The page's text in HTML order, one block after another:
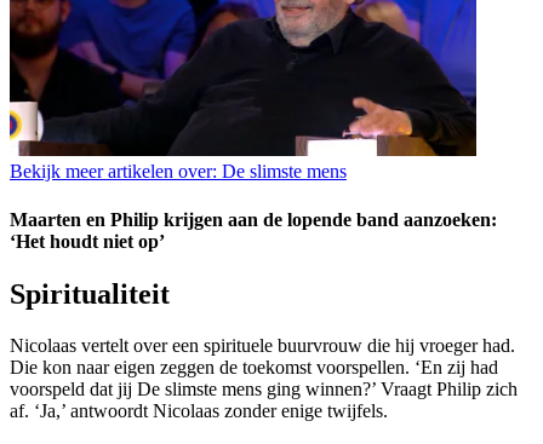
Bekijk meer artikelen over: De slimste mens
Maarten en Philip krijgen aan de lopende band aanzoeken:
‘Het houdt niet op’
Spiritualiteit
Nicolaas vertelt over een spirituele buurvrouw die hij vroeger had.
Die kon naar eigen zeggen de toekomst voorspellen. ‘En zij had
voorspeld dat jij De slimste mens ging winnen?’ Vraagt Philip zich
af. ‘Ja,’ antwoordt Nicolaas zonder enige twijfels.